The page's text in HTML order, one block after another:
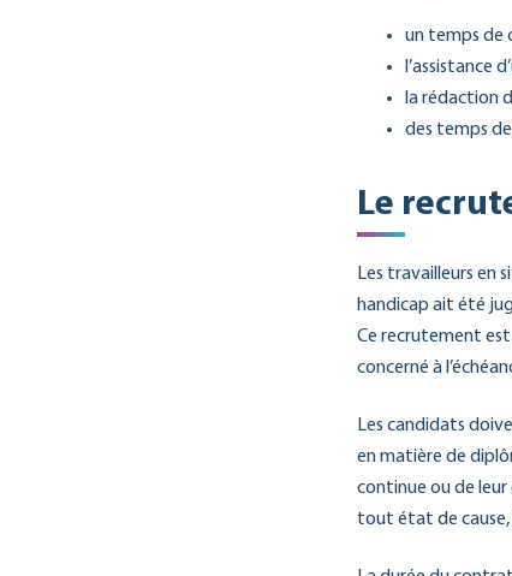
un temps de
l’assistance
la rédaction
des temps
Le
Les travailleurs en
handicap ait été
Ce recrutement est
concerné à
Les candidats
en matière de
continue ou de leur
tout état de cause,